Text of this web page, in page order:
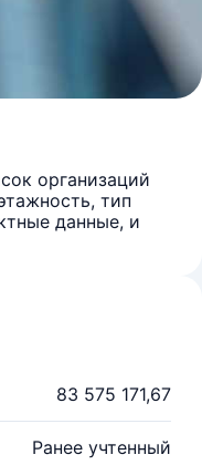
организаций
тип
данные, и
83 575 171,67
Ранее учтенный